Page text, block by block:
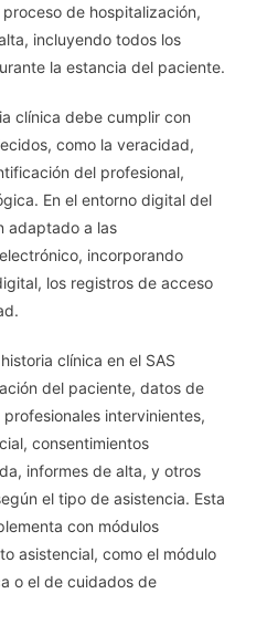
de hospitalización,
incluyendo todos los
la estancia del paciente.
clínica debe cumplir con
como la veracidad,
del profesional,
En el entorno digital del
adaptado a las
incorporando
los registros de acceso
clínica en el SAS
del paciente, datos de
intervinientes,
consentimientos
informes de alta, y otros
el tipo de asistencia. Esta
con módulos
asistencial, como el módulo
o el de cuidados de